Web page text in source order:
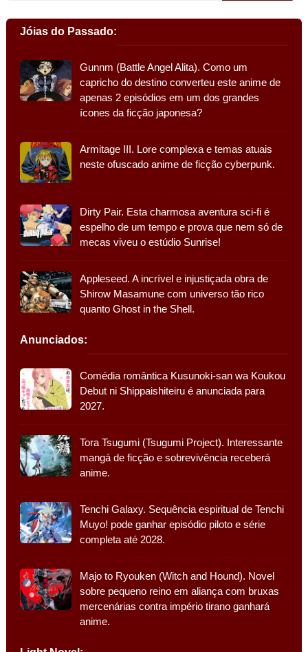
Jóias do Passado:
Gunnm (Battle Angel Alita). Como um
capricho do destino converteu este anime de
apenas 2 episódios em um dos grandes
ícones da ficção japonesa?
Armitage III. Lore complexa e temas atuais
neste ofuscado anime de ficção cyberpunk.
Dirty Pair. Esta charmosa aventura sci-fi é
espelho de um tempo e prova que nem só de
mecas viveu o estúdio Sunrise!
Appleseed. A incrível e injustiçada obra de
Shirow Masamune com universo tão rico
quanto Ghost in the Shell.
Anunciados:
Comédia romântica Kusunoki-san wa Koukou
Debut ni Shippaishiteiru é anunciada para
2027.
Tora Tsugumi (Tsugumi Project). Interessante
mangá de ficção e sobrevivência receberá
anime.
Tenchi Galaxy. Sequência espiritual de Tenchi
Muyo! pode ganhar episódio piloto e série
completa até 2028.
Majo to Ryouken (Witch and Hound). Novel
sobre pequeno reino em aliança com bruxas
mercenárias contra império tirano ganhará
anime.